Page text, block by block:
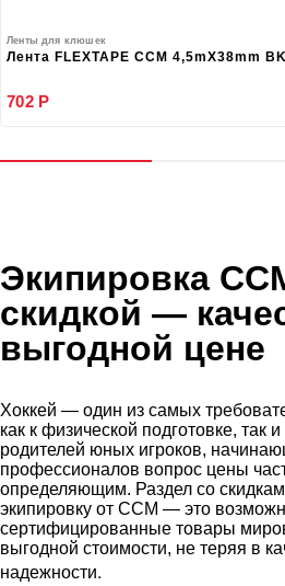
Ленты для клюшек
Лента FLEXTAPE CCM 4,5mX38mm BK
702 Р
Экипировка
скидкой —
выгодной цене
Хоккей — один из самых
как к физической подготовке, так
родителей юных игроков,
профессионалов вопрос цены
определяющим. Раздел со
экипировку от CCM — это
сертифицированные товары
выгодной стоимости, не теряя в
надежности.